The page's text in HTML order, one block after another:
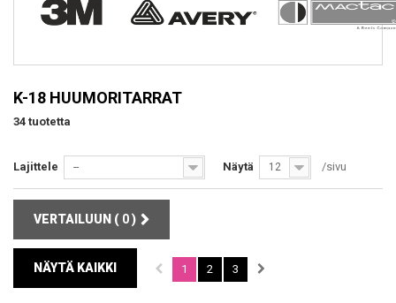
K-18 HUUMORITARRAT
34 tuotetta
Lajittele -- Näytä 12 /sivu
VERTAILUUN ( 0)
NÄYTÄ KAIKKI 1 2 3